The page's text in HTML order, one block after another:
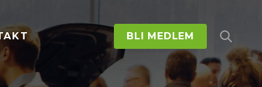
BLI MEDLEM